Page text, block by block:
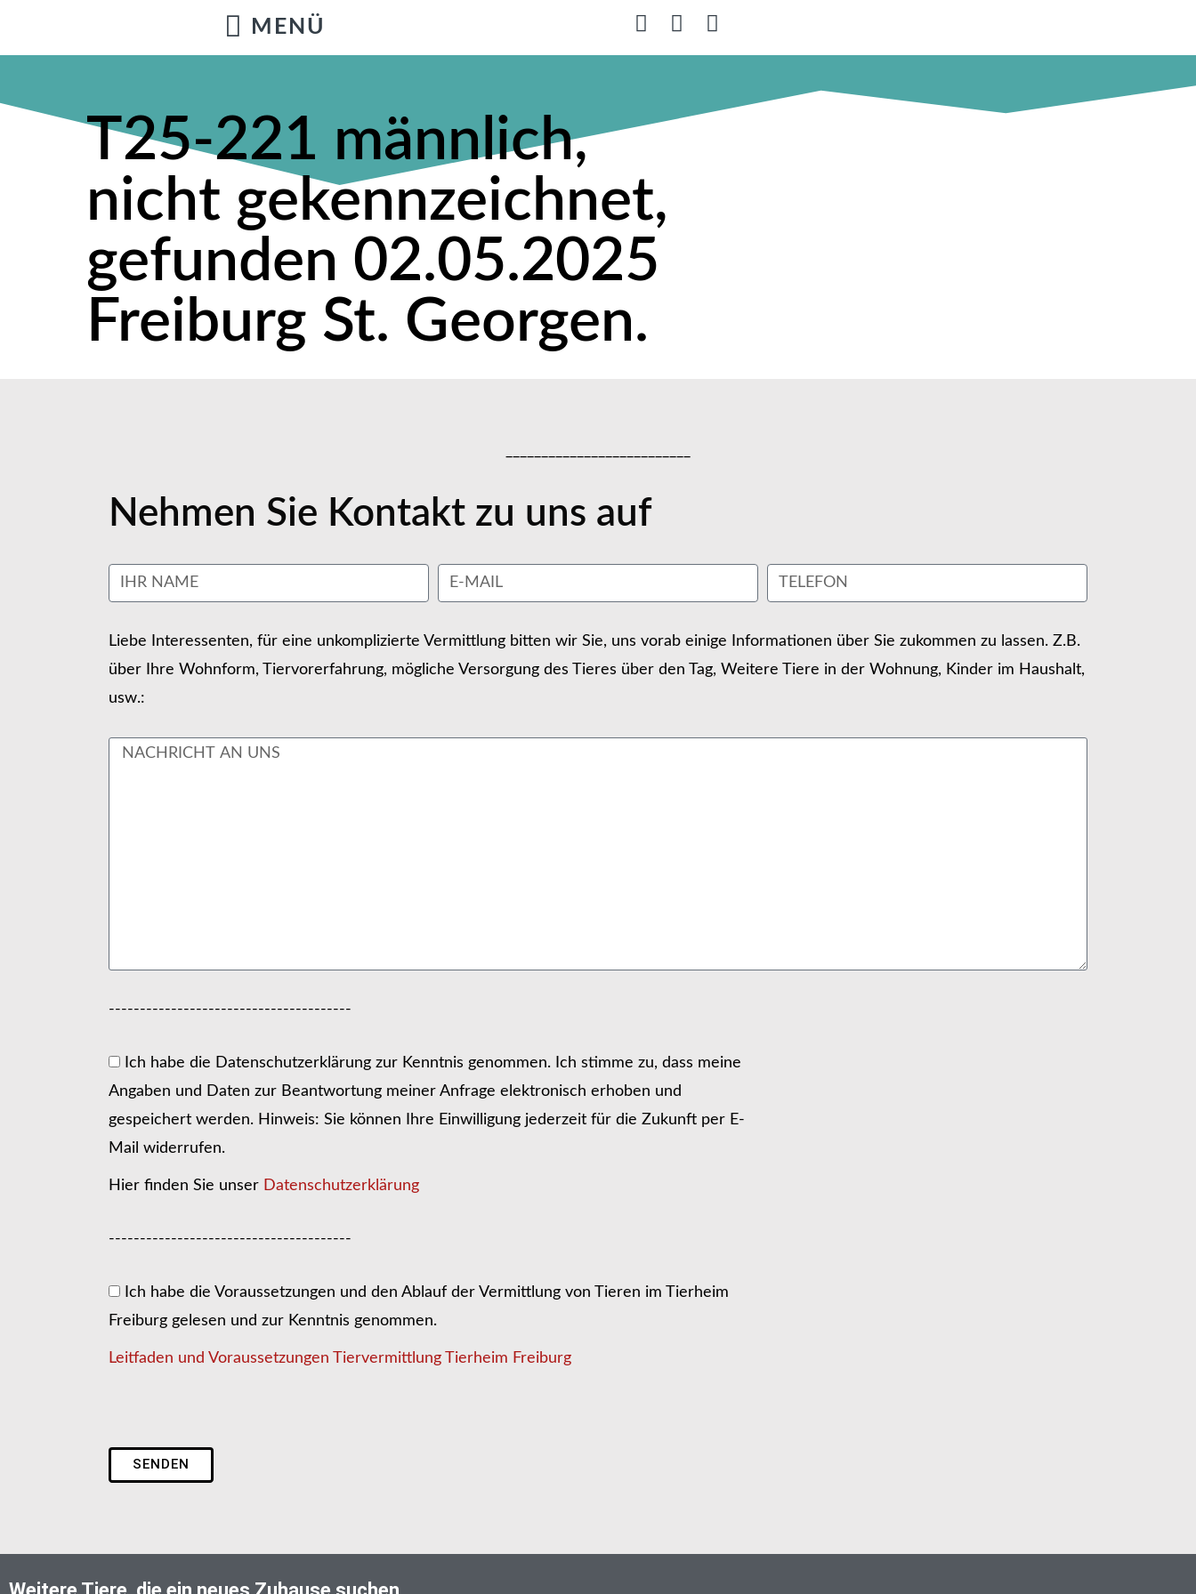
T25-221 männlich,
nicht gekennzeichnet,
gefunden 02.05.2025
Freiburg St. Georgen.
Nehmen Sie Kontakt zu uns auf
Liebe Interessenten, für eine unkomplizierte Vermittlung bitten wir Sie, uns vorab einige Informationen über Sie zukommen zu lassen. Z.B.
über Ihre Wohnform, Tiervorerfahrung, mögliche Versorgung des Tieres über den Tag, Weitere Tiere in der Wohnung, Kinder im Haushalt,
usw.:
---------------------------------------
Ich habe die Datenschutzerklärung zur Kenntnis genommen. Ich stimme zu, dass meine
Angaben und Daten zur Beantwortung meiner Anfrage elektronisch erhoben und
gespeichert werden. Hinweis: Sie können Ihre Einwilligung jederzeit für die Zukunft per E-
Mail widerrufen.
Hier finden Sie unser Datenschutzerklärung
---------------------------------------
Ich habe die Voraussetzungen und den Ablauf der Vermittlung von Tieren im Tierheim
Freiburg gelesen und zur Kenntnis genommen.
Leitfaden und Voraussetzungen Tiervermittlung Tierheim Freiburg
SENDEN
Weitere Tiere, die ein neues Zuhause suchen